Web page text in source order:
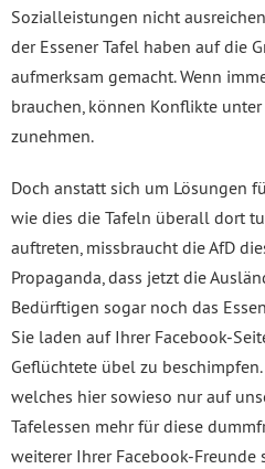
Sozialleistungen nicht
der Essener Tafel haben auf die
aufmerksam gemacht. Wenn
brauchen, können Konflikte
zunehmen.
Doch anstatt sich um Lösungen
wie dies die Tafeln überall dort
auftreten, missbraucht die AfD
Propaganda, dass jetzt die
Bedürftigen sogar noch das
Sie laden auf Ihrer Facebook-
Geflüchtete übel zu
welches hier sowieso nur auf
Tafelessen mehr für diese
weiterer Ihrer Facebook-